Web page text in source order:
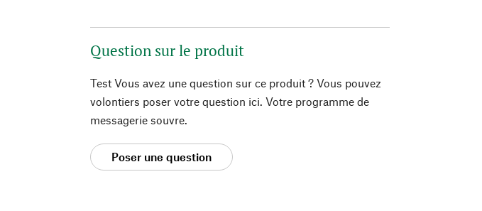
Question sur le produit
Test Vous avez une question sur ce produit ? Vous pouvez
volontiers poser votre question ici. Votre programme de
messagerie souvre.
Poser une question